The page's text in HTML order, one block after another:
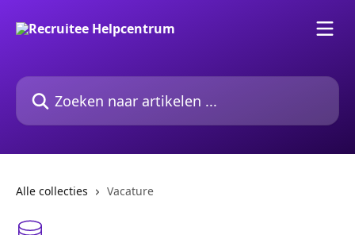
Zoeken naar artikelen ...
Alle collecties Vacature